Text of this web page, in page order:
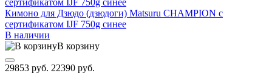
Кимоно для Дзюдо (дзюдоги) Matsuru CHAMPION с
сертификатом IJF 750g синее
В наличии
В корзину
29853 руб. 22390 руб.